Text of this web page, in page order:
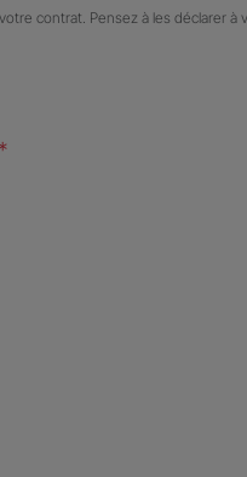
contrat. Pensez à les déclarer à
*